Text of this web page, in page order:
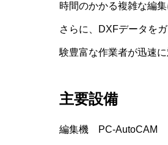
時間のかかる複雑な編
さらに、DXFデータを
験豊富な作業者が迅速
主要設備
編集機 PC-AutoCAM